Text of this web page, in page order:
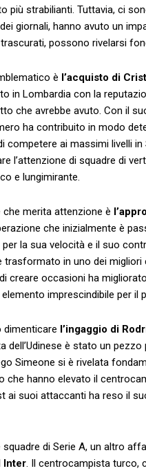
più strabilianti. Tuttavia, ci
‍giornali, hanno avuto un
possono rivelarsi
⁤è l’acquisto di
in Lombardia con la
che ⁣avrebbe⁤ avuto. Con il
ha contribuito in ‌modo
competere ai massimi livelli⁢
l’attenzione di ⁤squadre di
e lungimirante.
merita attenzione è
che ‌inizialmente è
la sua velocità e il suo
trasformato in ‌uno dei migliori
​creare​ occasioni ha
imprescindibile per ​il
dimenticare l’ingaggio di
dell’Udinese è stato un⁤
Simeone si è rivelata
che hanno elevato il⁤
ai suoi attaccanti ha reso il
squadre di Serie A, un altro
Inter. Il‍ centrocampista turco,